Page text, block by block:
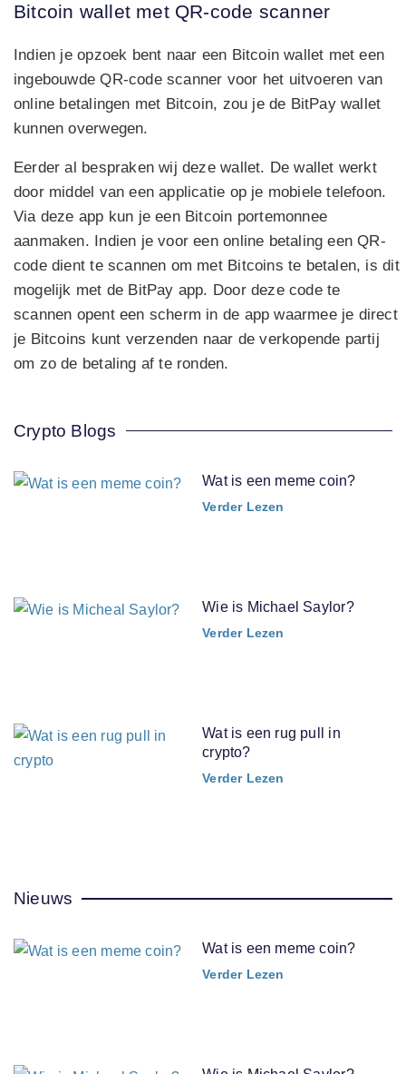
Bitcoin wallet met QR-code scanner
Indien je opzoek bent naar een Bitcoin wallet met een
ingebouwde QR-code scanner voor het uitvoeren van
online betalingen met Bitcoin, zou je de BitPay wallet
kunnen overwegen.
Eerder al bespraken wij deze wallet. De wallet werkt
door middel van een applicatie op je mobiele telefoon.
Via deze app kun je een Bitcoin portemonnee
aanmaken. Indien je voor een online betaling een QR-
code dient te scannen om met Bitcoins te betalen, is dit
mogelijk met de BitPay app. Door deze code te
scannen opent een scherm in de app waarmee je direct
je Bitcoins kunt verzenden naar de verkopende partij
om zo de betaling af te ronden.
Crypto Blogs
Wat is een meme coin?
Verder Lezen
Wie is Michael Saylor?
Verder Lezen
Wat is een rug pull in
crypto?
Verder Lezen
Nieuws
Wat is een meme coin?
Verder Lezen